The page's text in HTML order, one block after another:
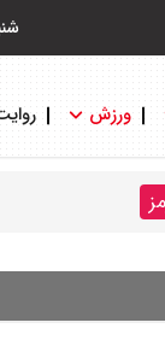
شنبه ۱۷
ورزش